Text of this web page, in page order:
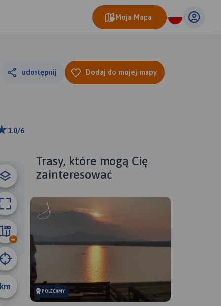
Moja Mapa
udostępnij Dodaj do mojej mapy
1.0/6
km
km
Trasy, które mogą Cię
zainteresować
POLECAMY